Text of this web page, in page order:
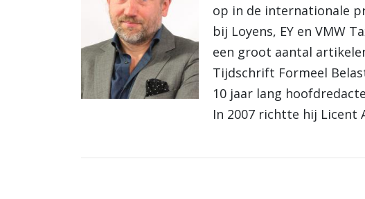
op in de internationale
bij Loyens, EY en VMW
een groot aantal
Tijdschrift Formeel
10 jaar lang
In 2007 richtte hij Licent